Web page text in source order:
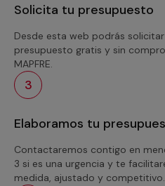
Solicita tu presupuesto
Desde esta web podrás
presupuesto gratis y sin
MAPFRE.
3
Elaboramos tu
Contactaremos contigo en
3 si es una urgencia y te
medida, ajustado y competitivo.